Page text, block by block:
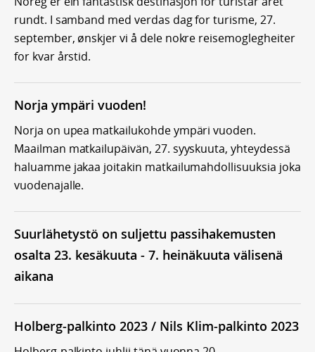
rundt. I samband med verdas dag for turisme, 27.
september, ønskjer vi å dele nokre reisemoglegheiter
for kvar årstid.
Norja ympäri vuoden!
Norja on upea matkailukohde ympäri vuoden.
Maailman matkailupäivän, 27. syyskuuta, yhteydessä
haluamme jakaa joitakin matkailumahdollisuuksia joka
vuodenajalle.
Suurlähetystö on suljettu passihakemusten
osalta 23. kesäkuuta - 7. heinäkuuta välisenä
aikana
Holberg-palkinto 2023 / Nils Klim-palkinto 2023